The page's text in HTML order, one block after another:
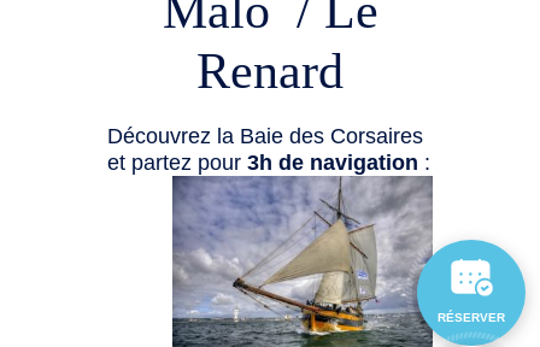
Malo / Le
Renard
Découvrez la Baie des Corsaires
et partez pour3h de navigation :
RÉSERVER